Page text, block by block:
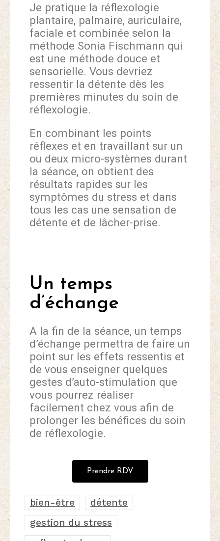
Je pratique la réflexologie
plantaire, palmaire, auriculaire,
faciale et combinée selon la
méthode Sonia Fischmann qui
est une méthode douce et
sensorielle. Vous devriez
ressentir la détente dès les
premières minutes du soin de
réflexologie.
En combinant les points
réflexes et en travaillant sur un
ou deux micro-systèmes durant
la séance, on obtient des
résultats rapides sur les
symptômes du stress et dans
tous les cas une sensation de
détente et de lâcher-prise.
Un temps
d’échange
A la fin de la séance, un temps
d’échange permettra de faire un
point sur les effets ressentis et
de vous enseigner quelques
gestes d’auto-stimulation que
vous pourrez réaliser
facilement chez vous afin de
prolonger les bénéfices du soin
de réflexologie.
Prendre RDV
bien-être
détente
gestion du stress